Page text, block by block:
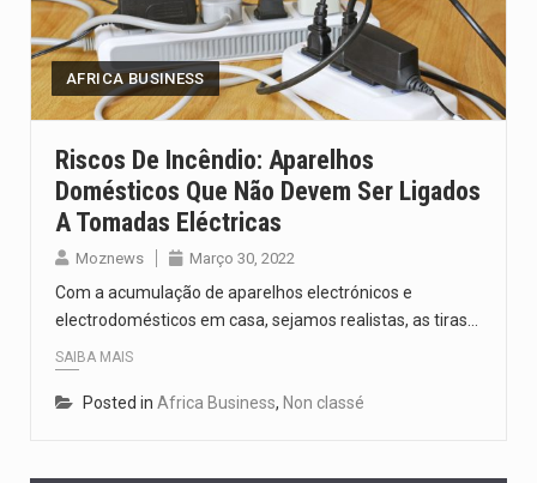
De acordo com as autoridades de saúde da Faixa de…
Cover photo suggestion (in English): A police officer outside a…
AFRICA BUSINESS
Riscos De Incêndio: Aparelhos
Domésticos Que Não Devem Ser Ligados
A Tomadas Eléctricas
Moznews Março 30, 2022
Com a acumulação de aparelhos electrónicos e
electrodomésticos em casa, sejamos realistas, as tiras…
SAIBA MAIS
Posted in Africa Business, Non classé